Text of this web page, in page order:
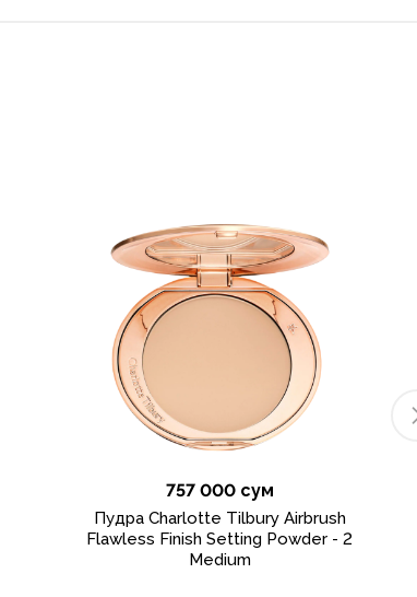
757 000 сум
Пудра Charlotte Tilbury Airbrush
Flawless Finish Setting Powder - 2
Medium